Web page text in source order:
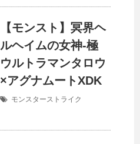
【モンスト】冥界ヘ
ルヘイムの女神-極
ウルトラマンタロウ
×アグナムートXDK
モンスターストライク